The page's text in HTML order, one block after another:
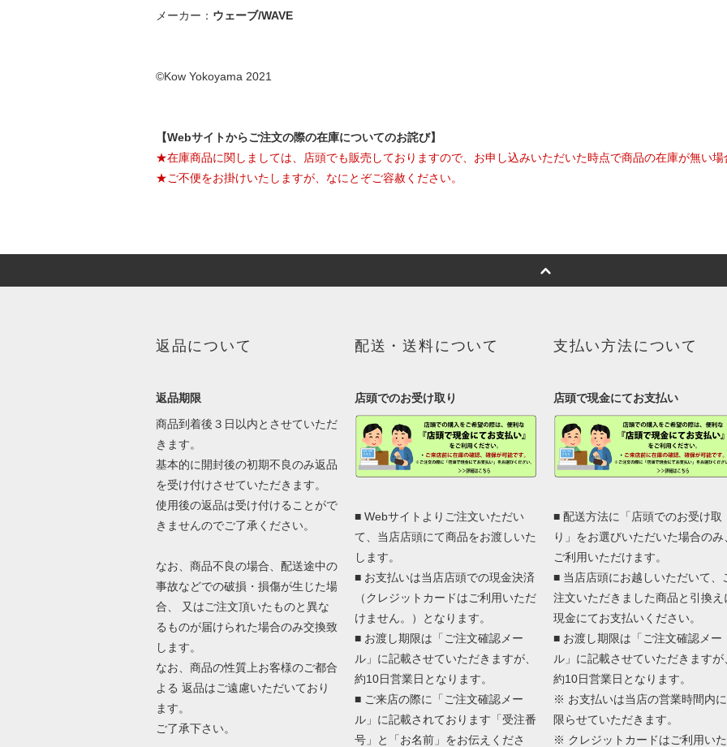
メーカー： ウェーブ/WAVE
©Kow Yokoyama 2021
【Webサイトからご注文の際の在庫についてのお詫び】
★在庫商品に関しましては、店頭でも販売しておりますので、お申し込みいただいた時点で商品の在庫が無い場
★ご不便をお掛けいたしますが、なにとぞご容赦ください。
返品について
返品期限
商品到着後３日以内とさせていただ
きます。
基本的に開封後の初期不良のみ返品
を受け付けさせていただきます。
使用後の返品は受け付けることがで
きませんのでご了承ください。
なお、商品不良の場合、配送途中の
事故などでの破損・損傷が生じた場
合、 又はご注文頂いたものと異な
るものが届けられた場合のみ交換致
します。
なお、商品の性質上お客様のご都合
よる 返品はご遠慮いただいており
ます。
ご了承下さい。
配送・送料について
店頭でのお受け取り
■ Webサイトよりご注文いただい
て、当店店頭にて商品をお渡しいた
します。
■ お支払いは当店店頭での現金決済
（クレジットカードはご利用いただ
けません。）となります。
■ お渡し期限は「ご注文確認メー
ル」に記載させていただきますが、
約10日営業日となります。
■ ご来店の際に「ご注文確認メー
ル」に記載されております「受注番
号」と「お名前」をお伝えくださ
支払い方法について
店頭で現金にてお支払い
■ 配送方法に「店頭でのお受け取
り」をお選びいただいた場合のみ
ご利用いただけます。
■ 当店店頭にお越しいただいて、
注文いただきました商品と引換え
現金にてお支払いください。
■ お渡し期限は「ご注文確認メー
ル」に記載させていただきますが
約10日営業日となります。
※ お支払いは当店の営業時間内に
限らせていただきます。
※ クレジットカードはご利用いた